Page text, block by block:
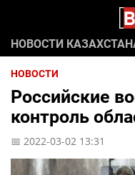
НОВОСТИ
НОВОСТИ
Российские
контроль
📅 2022-03-02 13:31